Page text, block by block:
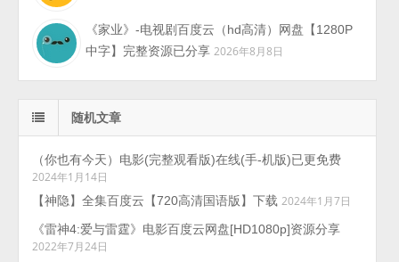
《家业》-电视剧百度云（hd高清）网盘【1280P
中字】完整资源已分享 2026年8月8日
随机文章
（你也有今天）电影(完整观看版)在线(手-机版)已更免费
2024年1月14日
【神隐】全集百度云【720高清国语版】下载 2024年1月7日
《雷神4:爱与雷霆》电影百度云网盘[HD1080p]资源分享
2022年7月24日